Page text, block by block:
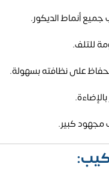
أنماط الديكور.
للتلف.
على نظافته بسهولة.
مجهود كبير.